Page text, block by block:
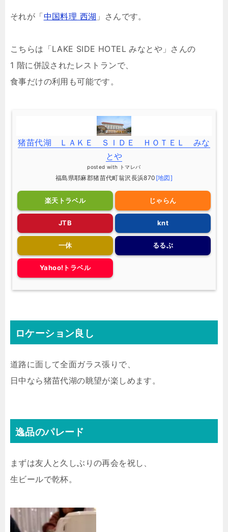
それが「中国料理 西湖 」さんです。
こちらは「LAKE SIDE HOTEL みなとや」さんの
1 階に併設されたレストランで、
食事だけの利用も可能です。
猪苗代湖 ＬＡＫＥ ＳＩＤＥ ＨＯＴＥＬ みな
とや
posted with トマレバ
福島県耶麻郡猪苗代町翁沢長浜870 [地図]
楽天トラベル じゃらん
JTB knt
一休 るるぶ
Yahoo!トラベル
ロケーション良し
道路に面して全面ガラス張りで、
日中なら猪苗代湖の眺望が楽しめます。
逸品のパレード
まずは友人と久しぶりの再会を祝し、
生ビールで乾杯。